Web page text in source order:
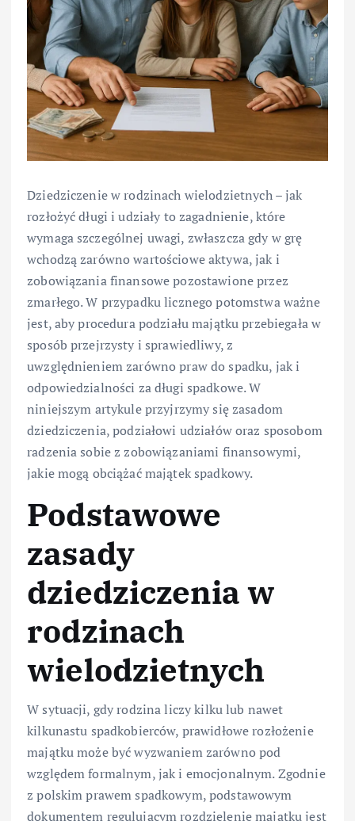
Dziedziczenie w rodzinach wielodzietnych – jak
rozłożyć długi i udziały to zagadnienie, które
wymaga szczególnej uwagi, zwłaszcza gdy w grę
wchodzą zarówno wartościowe aktywa, jak i
zobowiązania finansowe pozostawione przez
zmarłego. W przypadku licznego potomstwa ważne
jest, aby procedura podziału majątku przebiegała w
sposób przejrzysty i sprawiedliwy, z
uwzględnieniem zarówno praw do spadku, jak i
odpowiedzialności za długi spadkowe. W
niniejszym artykule przyjrzymy się zasadom
dziedziczenia, podziałowi udziałów oraz sposobom
radzenia sobie z zobowiązaniami finansowymi,
jakie mogą obciążać majątek spadkowy.
Podstawowe
zasady
dziedziczenia w
rodzinach
wielodzietnych
W sytuacji, gdy rodzina liczy kilku lub nawet
kilkunastu spadkobierców, prawidłowe rozłożenie
majątku może być wyzwaniem zarówno pod
względem formalnym, jak i emocjonalnym. Zgodnie
z polskim prawem spadkowym, podstawowym
dokumentem regulującym rozdzielenie majątku jest